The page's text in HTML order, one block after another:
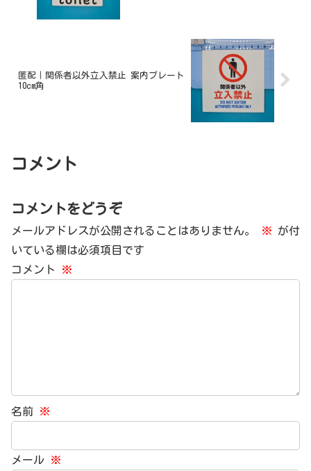
匿配｜関係者以外立入禁止 案内プレート
10cm角
コメント
コメントをどうぞ
メールアドレスが公開されることはありません。 ※ が付
いている欄は必須項目です
コメント
※
名前 ※
メール ※